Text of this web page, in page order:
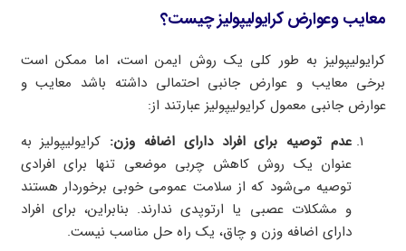
معایب وعوارض کرایولیپولیز چیست؟
کرایولیپولیز به طور کلی یک روش ایمن است، اما ممکن است
برخی معایب و عوارض جانبی احتمالی داشته باشد معایب و
عوارض جانبی معمول کرایولیپولیز عبارتند از:
عدم توصیه برای افراد دارای اضافه وزن: کرایولیپولیز به
عنوان یک روش کاهش چربی موضعی تنها برای افرادی
توصیه می‌شود که از سلامت عمومی خوبی برخوردار هستند
و مشکلات عصبی یا ارتوپدی ندارند. بنابراین، برای افراد
دارای اضافه وزن و چاق، یک راه حل مناسب نیست.